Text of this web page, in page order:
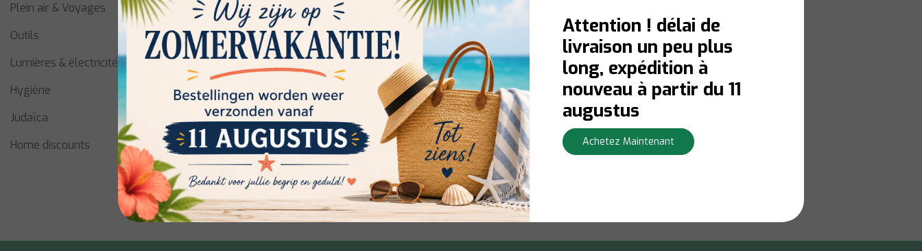
Plein air & Voyages
Outils
Lumières & électricité
Hygiène
Judaïca
Home discounts
Union Match Kingsize x5
Niet op voorraad:Contactez-nous pour la
disponibilité du stock
€1,60 Afficher
Attention ! délai de
livraison un peu plus
long, expédition à
nouveau à partir du 11
augustus
Achetez Maintenant